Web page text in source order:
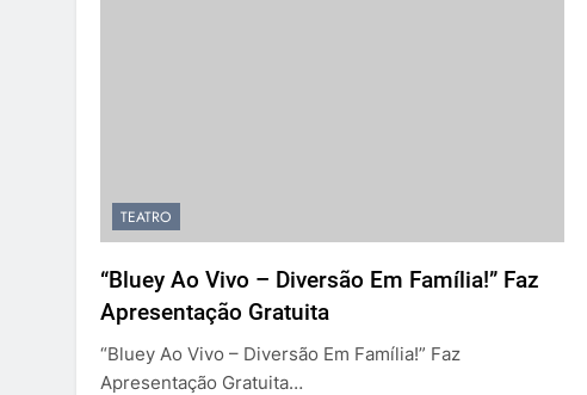
TEATRO
“Bluey Ao Vivo – Diversão Em Família!” Faz
Apresentação Gratuita
“Bluey Ao Vivo – Diversão Em Família!” Faz
Apresentação Gratuita…